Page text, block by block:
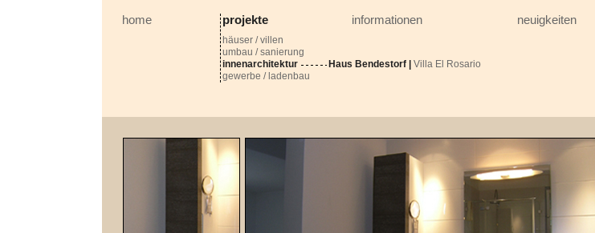
home projekte
häuser / villen
umbau / sanierung
innenarchitektur
Haus Bendestorf
Villa El Rosario
gewerbe / ladenbau
informationen neuigkeiten